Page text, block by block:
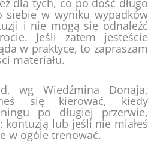
w wyniku wypadków
i nie mogą się odnaleźć
Jeśli zatem jesteście
w praktyce, to zapraszam
materiału.
wg Wiedźmina Donaja,
się kierować, kiedy
po długiej przerwie,
kontuzją lub jeśli nie miałeś
w ogóle trenować.